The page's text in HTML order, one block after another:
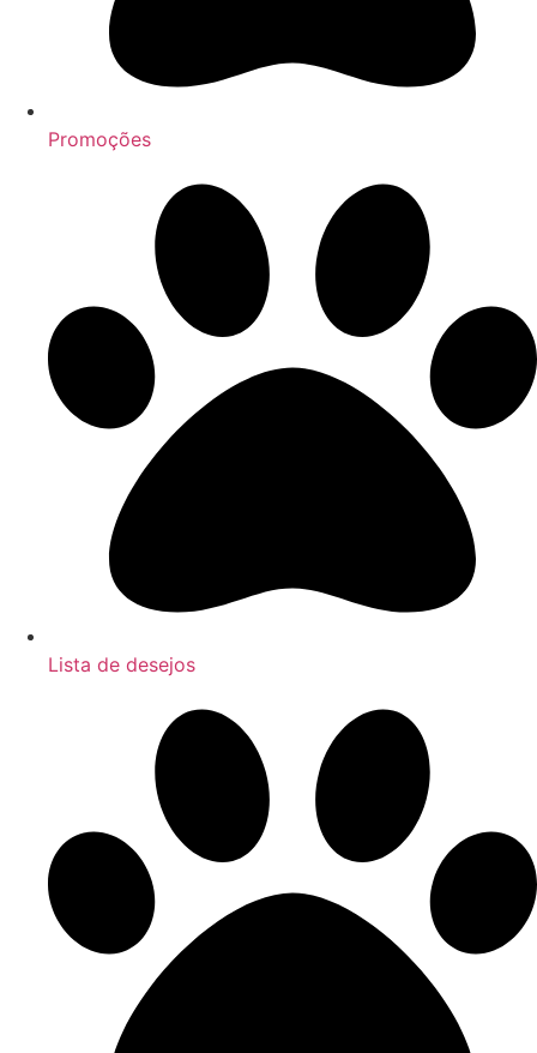
Promoções
Lista de desejos